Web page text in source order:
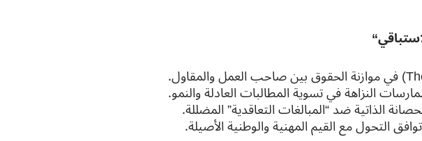
“
النزاهة في تسوية المطالبات العادلة والنمو.
الذاتية ضد “المبالغات التعاقدية” المضللة.
التحول مع القيم المهنية والوطنية الأصيلة.